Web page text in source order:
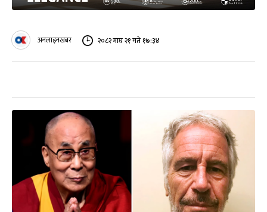
अनलाइनखबर २०८२ माघ २१ गते १७:३४